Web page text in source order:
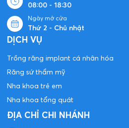
08:00 - 18:30
Ngày mở cửa
Thứ 2 - Chủ nhật
DỊCH VỤ
Trồng răng implant cá nhân hóa
Răng sứ thẩm mỹ
Nha khoa trẻ em
Nha khoa tổng quát
ĐỊA CHỈ CHI NHÁNH